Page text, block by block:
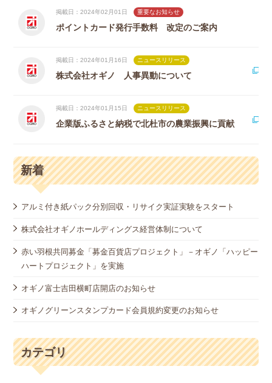
掲載日：2024年02月01日 重要なお知らせ
ポイントカード発行手数料 改定のご案内
掲載日：2024年01月16日 ニュースリリース
株式会社オギノ 人事異動について
掲載日：2024年01月15日 ニュースリリース
企業版ふるさと納税で北杜市の農業振興に貢献
新着
アルミ付き紙パック分別回収・リサイク実証実験をスタート
株式会社オギノホールディングス経営体制について
赤い羽根共同募金「募金百貨店プロジェクト」－オギノ「ハッピー
ハートプロジェクト」を実施
オギノ富士吉田横町店開店のお知らせ
オギノグリーンスタンプカード会員規約変更のお知らせ
カテゴリ